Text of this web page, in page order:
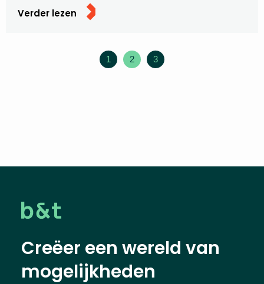
Verder lezen
1 2 3
Creëer een wereld van
mogelijkheden